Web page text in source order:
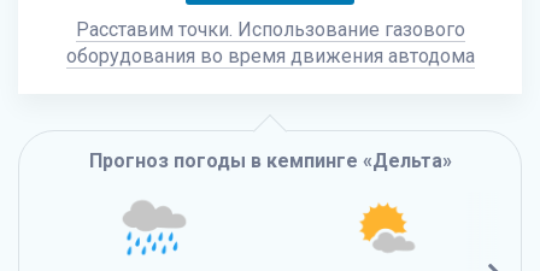
Расставим точки. Использование газового
оборудования во время движения автодома
Прогноз погоды в кемпинге «Дельта»